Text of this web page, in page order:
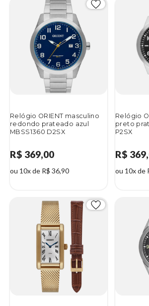
Relógio ORIENT masculino
redondo prateado azul
MBSS1360 D2SX
R$ 369,00
ou 10x de R$ 36,90
Relógio
preto
P2SX
R$
ou 10x de